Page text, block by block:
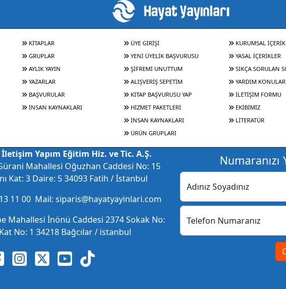
KİTAPLAR
GRUPLAR
AYLIK YAYIN
YAZARLAR
BAŞVURULAR
İNSAN KAYNAKLARI
ÜYE GİRİŞİ
YENİ ÜYELİK BAŞVURUSU
ŞİFREMİ UNUTTUM
ALIŞVERİŞ SEPETİM
KİTAP BAŞVURUSU YAP
HİZMET PAKETLERİ
İNSAN KAYNAKLARI
ÜRÜN GRUPLARI
KURUMSAL
YASAL İÇERİKLER
SIKÇA SORULAN
YARDIM
İLETİŞİM FORMU
EKİBİMİZ
LİTERATÜR
İletişim Yapım Eğitim Hiz. ve Tic. A.Ş.
Mahallesi Oğuzhan Caddesi No: 15
Kat: 3 Daire: 5 34093 Fatih / İstanbul
11 00 Mail: siparis@hayatyayinlari.com
Mahallesi İnönü Caddesi 2374 Sokak No:
No: 1 34218 Bağcılar / istanbul
Numaranızı
Adınız Soyadınız
Telefon Numaranız